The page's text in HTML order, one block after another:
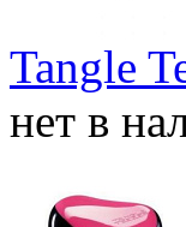
Tangle
нет в